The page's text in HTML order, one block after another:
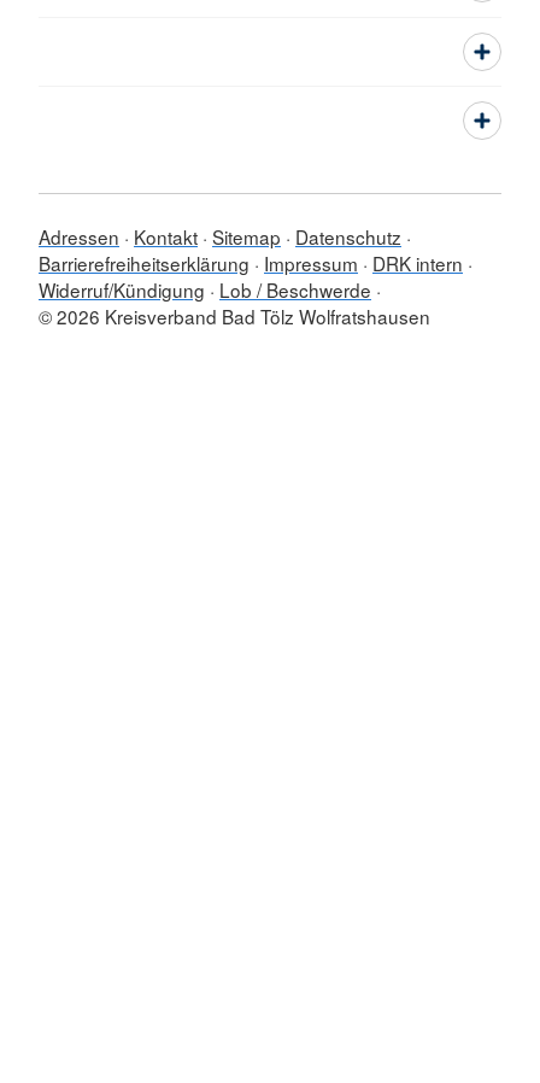
Adressen Kontakt Sitemap
Datenschutz
Barrierefreiheitserklärung
Impressum
DRK intern
Widerruf/Kündigung
Lob / Beschwerde
© 2026 Kreisverband Bad Tölz Wolfratshausen